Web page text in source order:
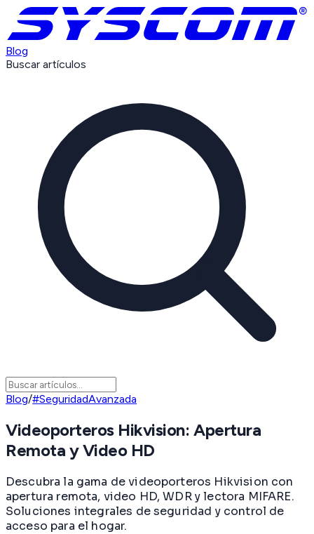
Blog
Buscar artículos
Blog/#SeguridadAvanzada
Videoporteros Hikvision: Apertura
Remota y Video HD
Descubra la gama de videoporteros Hikvision con
apertura remota, video HD, WDR y lectora MIFARE.
Soluciones integrales de seguridad y control de
acceso para el hogar.